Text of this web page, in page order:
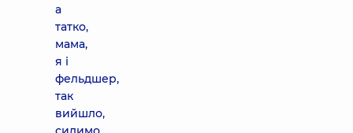
а
татко,
мама,
я і
фельдшер,
так
вийшло,